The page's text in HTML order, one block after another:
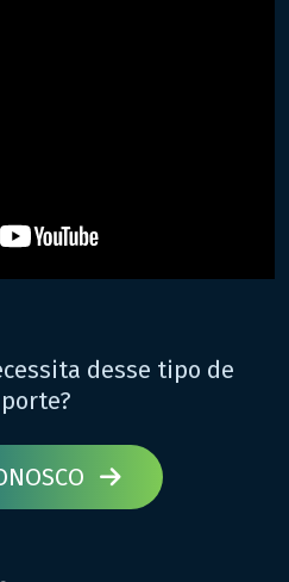
desse tipo de